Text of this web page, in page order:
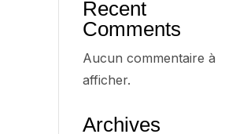
Recent
Comments
Aucun commentaire à
afficher.
Archives